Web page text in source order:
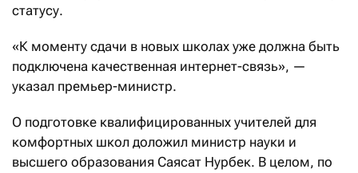
статусу.
«К моменту сдачи в новых школах уже должна быть
подключена качественная интернет-связь», —
указал премьер-министр.
О подготовке квалифицированных учителей для
комфортных школ доложил министр науки и
высшего образования Саясат Нурбек. В целом, по